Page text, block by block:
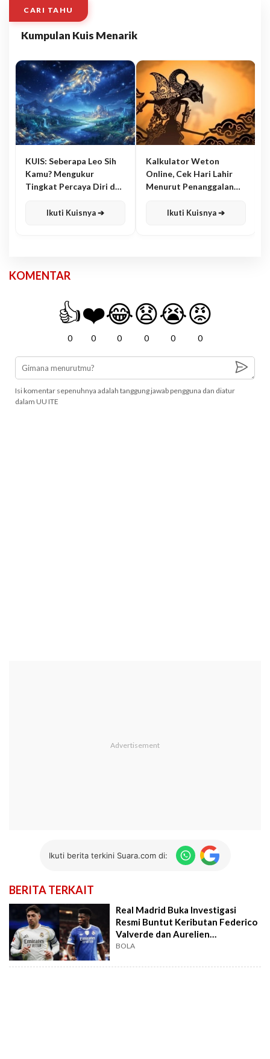
CARI TAHU
Kumpulan Kuis Menarik
KUIS: Seberapa Leo Sih
Kamu? Mengukur
Tingkat Percaya Diri dan
Ikuti Kuisnya ➔
Kalkulator Weton
Online, Cek Hari Lahir
Menurut Penanggalan
Ikuti Kuisnya ➔
KOMENTAR
👍
0
❤️
0
😂
0
😧
0
😭
0
😡
0
Isi komentar sepenuhnya adalah tanggung jawab pengguna dan diatur
dalam UU ITE
Ikuti berita terkini Suara.com di:
BERITA TERKAIT
Real Madrid Buka Investigasi
Resmi Buntut Keributan Federico
Valverde dan Aurelien
Tchouameni
BOLA